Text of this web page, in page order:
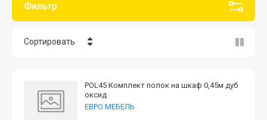
Фильтр
Сортировать
Цена - возрастание
POL45 Комплект полок на шкаф 0,45м дуб
оксид
ЕВРО МЕБЕЛЬ